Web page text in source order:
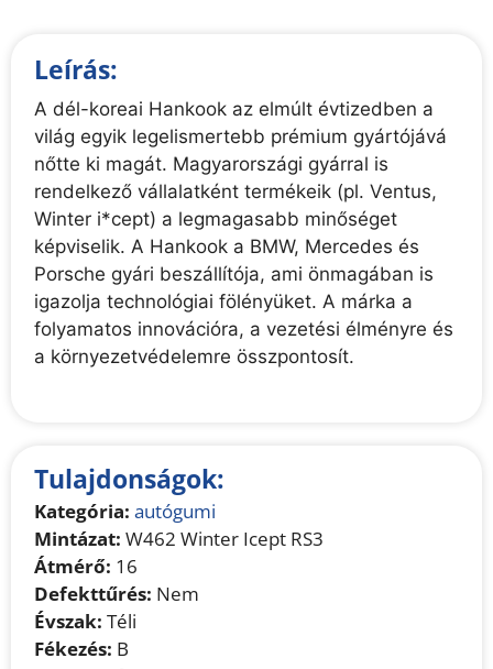
Leírás:
A dél-koreai Hankook az elmúlt évtizedben a
világ egyik legelismertebb prémium gyártójává
nőtte ki magát. Magyarországi gyárral is
rendelkező vállalatként termékeik (pl. Ventus,
Winter i*cept) a legmagasabb minőséget
képviselik. A Hankook a BMW, Mercedes és
Porsche gyári beszállítója, ami önmagában is
igazolja technológiai fölényüket. A márka a
folyamatos innovációra, a vezetési élményre és
a környezetvédelemre összpontosít.
Tulajdonságok:
Kategória: autógumi
Mintázat: W462 Winter Icept RS3
Átmérő: 16
Defekttűrés: Nem
Évszak: Téli
Fékezés: B